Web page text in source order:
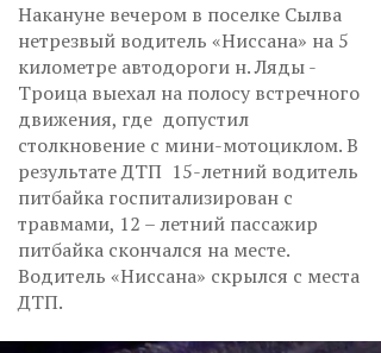
Накануне вечером в поселке Сылва
нетрезвый водитель «Ниссана» на 5
километре автодороги н. Ляды -
Троица выехал на полосу встречного
движения, где допустил
столкновение с мини-мотоциклом. В
результате ДТП 15-летний водитель
питбайка госпитализирован с
травмами, 12 – летний пассажир
питбайка скончался на месте.
Водитель «Ниссана» скрылся с места
ДТП.